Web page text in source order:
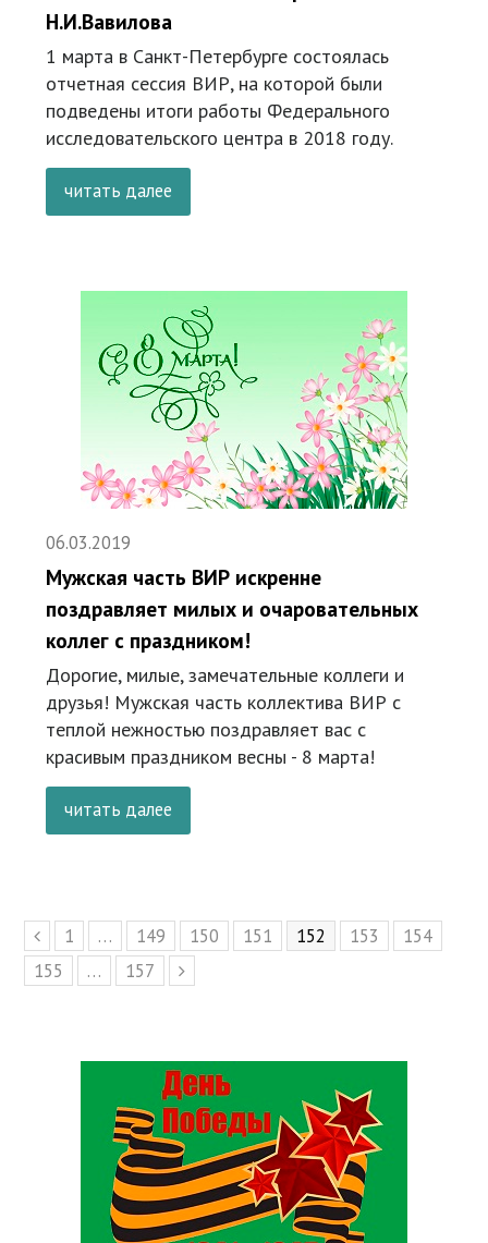
Н.И.Вавилова
1 марта в Санкт-Петербурге состоялась
отчетная сессия ВИР, на которой были
подведены итоги работы Федерального
исследовательского центра в 2018 году.
читать далее
06.03.2019
Мужская часть ВИР искренне
поздравляет милых и очаровательных
коллег с праздником!
Дорогие, милые, замечательные коллеги и
друзья! Мужская часть коллектива ВИР с
теплой нежностью поздравляет вас с
красивым праздником весны - 8 марта!
читать далее
Предыдущий
Page
1 … Page
149 Page
150 Page
151 Page
152 Page
153 Page
154
Page
155 … Page
157